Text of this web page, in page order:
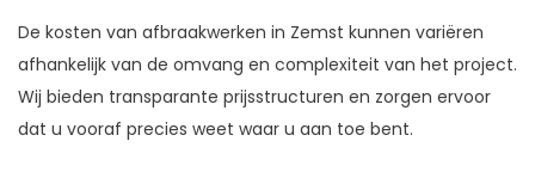
De kosten van afbraakwerken in Zemst kunnen variëren
afhankelijk van de omvang en complexiteit van het project.
Wij bieden transparante prijsstructuren en zorgen ervoor
dat u vooraf precies weet waar u aan toe bent.